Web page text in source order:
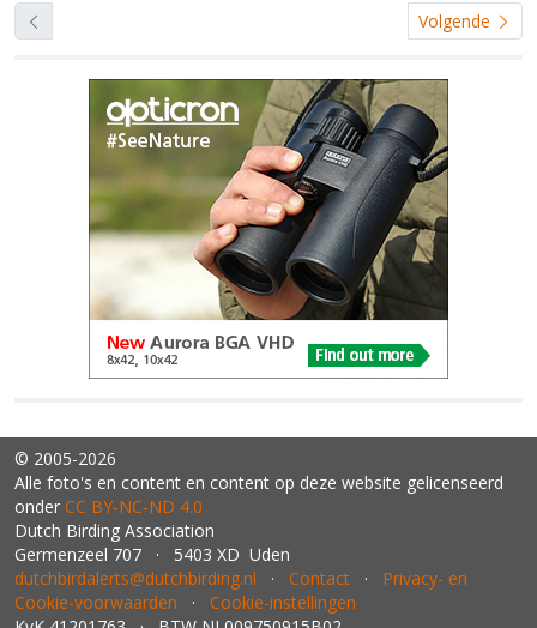
Volgende
© 2005-2026
Alle foto's en content en content op deze website gelicenseerd
onder CC BY‑NC‑ND 4.0
Dutch Birding Association
Germenzeel 707 · 5403 XD Uden
dutchbirdalerts@dutchbirding.nl · Contact · Privacy- en
Cookie-voorwaarden · Cookie-instellingen